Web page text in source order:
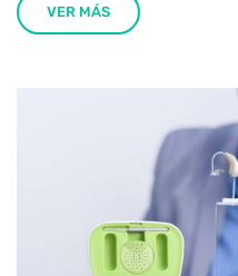
VER MÁS